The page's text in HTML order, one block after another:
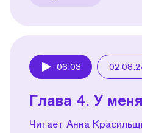
06:03
Глава 4. У
Читает Анна